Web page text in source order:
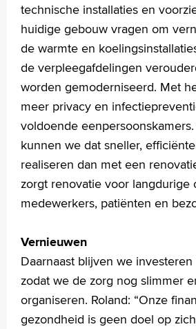
technische installaties en
huidige gebouw vragen om
de warmte en
de verpleegafdelingen
worden gemoderniseerd. Met
meer privacy en
voldoende
kunnen we dat sneller,
realiseren dan met een
zorgt renovatie voor langdurige
medewerkers, patiënten en
Vernieuwen
Daarnaast blijven we
zodat we de zorg nog slimmer
organiseren. Roland: “Onze
gezondheid is geen doel op